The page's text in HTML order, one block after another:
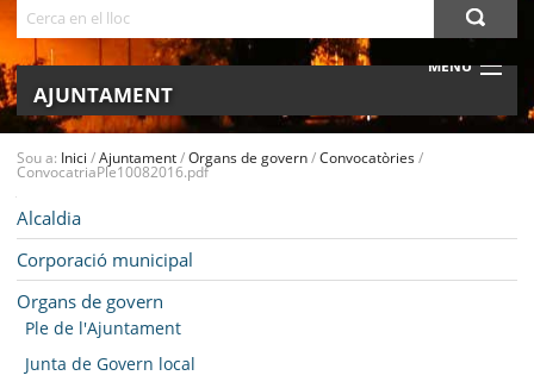
MENU
AJUNTAMENT
BELL-LLOC SOLUCIONA
Sou a: Inici /Ajuntament/Organs de govern/Convocatòries/
ConvocatriaPle10082016.pdf
Alcaldia
Corporació municipal
Organs de govern
Ple de l'Ajuntament
Junta de Govern local